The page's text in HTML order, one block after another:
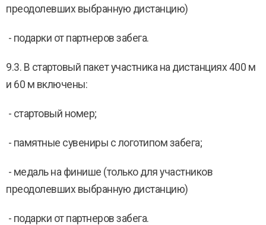
преодолевших выбранную дистанцию)
- подарки от партнеров забега.
9.3. В стартовый пакет участника на дистанциях 400 м
и 60 м включены:
- стартовый номер;
- памятные сувениры с логотипом забега;
- медаль на финише (только для участников
преодолевших выбранную дистанцию)
- подарки от партнеров забега.